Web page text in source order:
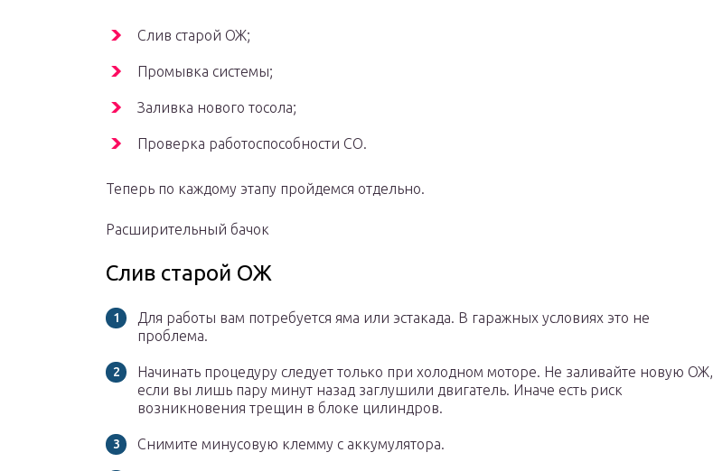
Слив старой ОЖ;
Промывка системы;
Заливка нового тосола;
Проверка работоспособности СО.
Теперь по каждому этапу пройдемся отдельно.
Расширительный бачок
Слив старой ОЖ
Для работы вам потребуется яма или эстакада. В гаражных условиях это не
проблема.
Начинать процедуру следует только при холодном моторе. Не заливайте новую ОЖ,
если вы лишь пару минут назад заглушили двигатель. Иначе есть риск
возникновения трещин в блоке цилиндров.
Снимите минусовую клемму с аккумулятора.